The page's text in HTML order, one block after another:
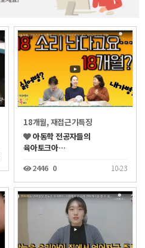
18개월, 재접근기특징
아동학 전공자들의
육아토크아…
2446 0 10-23